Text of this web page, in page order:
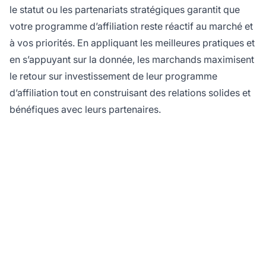
le statut ou les partenariats stratégiques garantit que
votre programme d’affiliation reste réactif au marché et
à vos priorités. En appliquant les meilleures pratiques et
en s’appuyant sur la donnée, les marchands maximisent
le retour sur investissement de leur programme
d’affiliation tout en construisant des relations solides et
bénéfiques avec leurs partenaires.